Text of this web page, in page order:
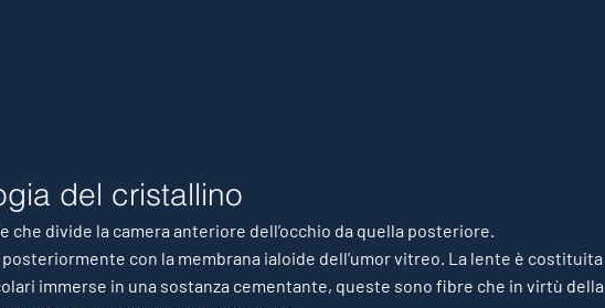
del cristallino
divide la camera anteriore dell’occhio da quella posteriore.
con la membrana ialoide dell’umor vitreo. La lente è costituita
immerse in una sostanza cementante, queste sono fibre che in virtù della